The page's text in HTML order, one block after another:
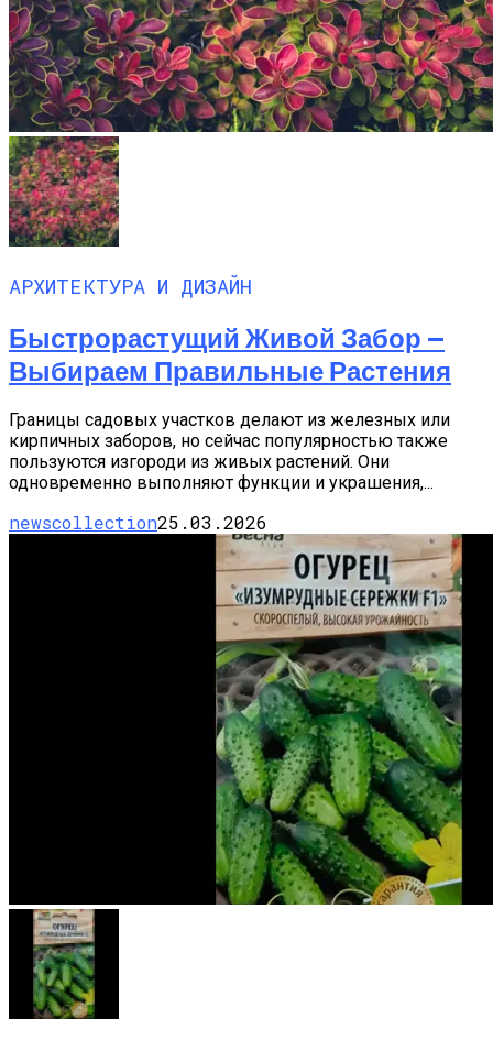
АРХИТЕКТУРА И ДИЗАЙН
Быстрорастущий Живой Забор —
Выбираем Правильные Растения
Границы садовых участков делают из железных или
кирпичных заборов, но сейчас популярностью также
пользуются изгороди из живых растений. Они
одновременно выполняют функции и украшения,...
newscollection25.03.2026